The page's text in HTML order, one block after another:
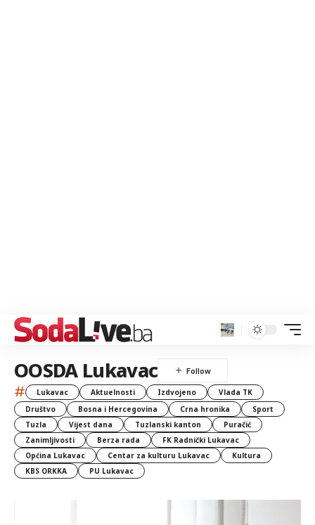
OOSDA Lukavac
# Lukavac Aktuelnosti Izdvojeno
Vlada TK
Društvo
Bosna i Hercegovina Crna hronika
Sport
Tuzla
Vijest dana Tuzlanski kanton
Puračić
Zanimljivosti
Berza rada
FK Radnički Lukavac
Općina Lukavac
Centar za kulturu Lukavac
Kultura
KBS ORKKA
PU Lukavac